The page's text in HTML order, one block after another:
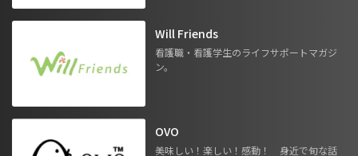
Will Friends
看護職・看護学生のライフサポートマガジ
ン。
OVO
美味しい！楽しい！感動！ 身近で旬な話